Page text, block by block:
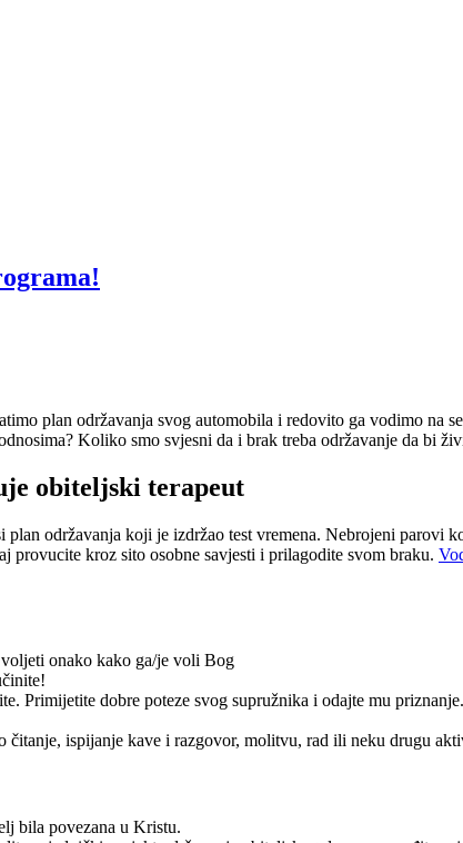
plan održavanja svog automobila i redovito ga vodimo na
Koliko smo svjesni da i brak treba održavanje da bi
obiteljski terapeut
održavanja koji je izdržao test vremena. Nebrojeni parovi
kroz sito osobne savjesti i prilagodite svom braku.
onako kako ga/je voli Bog
Primijetite dobre poteze svog supružnika i odajte mu
ispijanje kave i razgovor, molitvu, rad ili neku drugu
bila povezana u Kristu.